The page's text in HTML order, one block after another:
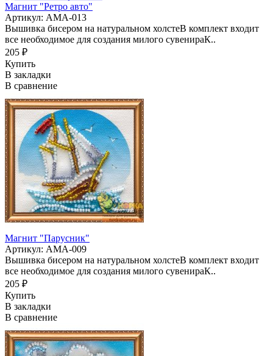
Магнит "Ретро авто"
Артикул: АМА-013
Вышивка бисером на натуральном холстеВ комплект входит
все необходимое для создания милого сувенираК..
205 ₽
Купить
В закладки
В сравнение
Магнит "Парусник"
Артикул: АМА-009
Вышивка бисером на натуральном холстеВ комплект входит
все необходимое для создания милого сувенираК..
205 ₽
Купить
В закладки
В сравнение